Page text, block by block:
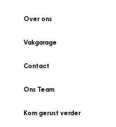
Over ons
Vakgarage
Contact
Ons Team
Kom gerust verder